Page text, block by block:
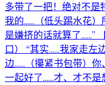
多带了一把！绝对不是
我的……（低头踢水花
是嫌挤的话就算了……”
口） “其实……我家走左
边……（攥紧书包带）
一起好了……才、才不是